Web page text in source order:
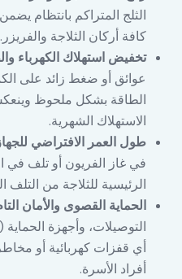
الثلج المتراكم بانتظام
كافة أركان الثلاجة والفريزر.
تخفيض استهلاك الكهرباء
عوائق أو ضغط زائد على
الطاقة بشكل ملحوظ
الاستهلاك الشهرية.
طول العمر الافتراضي
في غاز الفريون أو تلف في
الرئيسية للثلاجة من التلف
الحماية القصوى والأمان
التوصيلات، وأجهزة الحماية
أي قفزات كهربائية أو
أفراد الأسرة.